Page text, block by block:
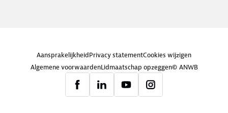
AansprakelijkheidPrivacy statementCookies wijzigen
Algemene voorwaardenLidmaatschap opzeggen© ANWB